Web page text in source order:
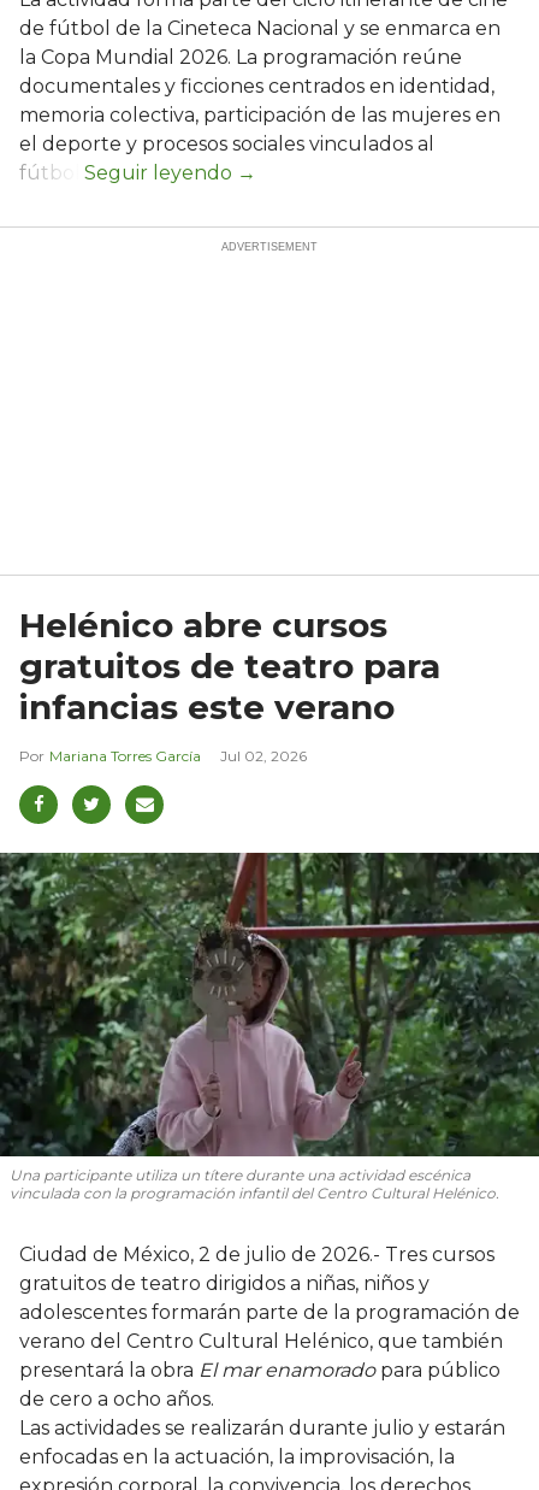
de fútbol de la Cineteca Nacional y se enmarca en
la Copa Mundial 2026. La programación reúne
documentales y ficciones centrados en identidad,
memoria colectiva, participación de las mujeres en
el deporte y procesos sociales vinculados al
fútbol.
Helénico abre cursos
gratuitos de teatro para
infancias este verano
Mariana Torres García Jul 02, 2026
Una participante utiliza un títere durante una actividad escénica
vinculada con la programación infantil del Centro Cultural Helénico.
Ciudad de México, 2 de julio de 2026.- Tres cursos
gratuitos de teatro dirigidos a niñas, niños y
adolescentes formarán parte de la programación de
verano del Centro Cultural Helénico, que también
presentará la obra El mar enamoradopara público
de cero a ocho años.
Las actividades se realizarán durante julio y estarán
enfocadas en la actuación, la improvisación, la
expresión corporal, la convivencia, los derechos